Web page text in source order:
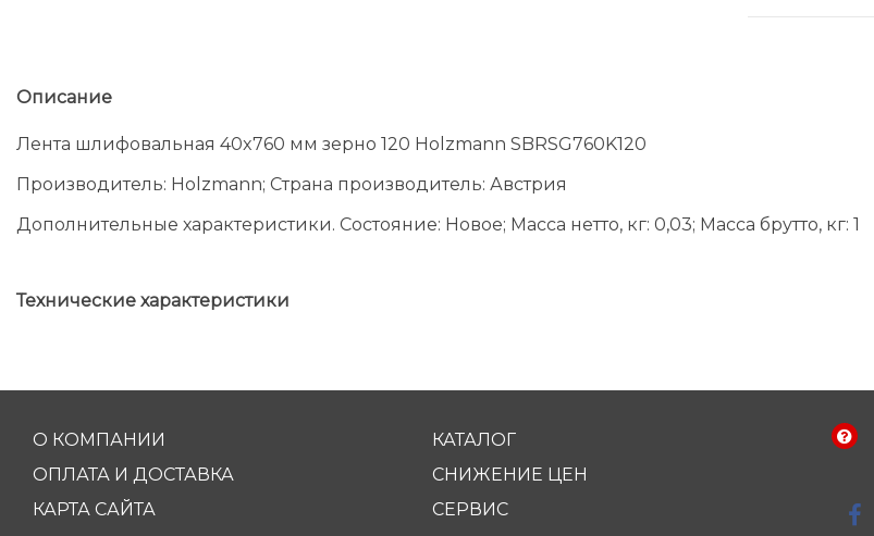
Описание
Лента шлифовальная 40x760 мм зерно 120 Holzmann SBRSG760K120
Производитель: Holzmann; Страна производитель: Австрия
Дополнительные характеристики. Состояние: Новое; Масса нетто, кг: 0,03; Масса брутто, кг: 1
Технические характеристики
О КОМПАНИИ
ОПЛАТА И ДОСТАВКА
КАРТА САЙТА
КАТАЛОГ
СНИЖЕНИЕ ЦЕН
СЕРВИС